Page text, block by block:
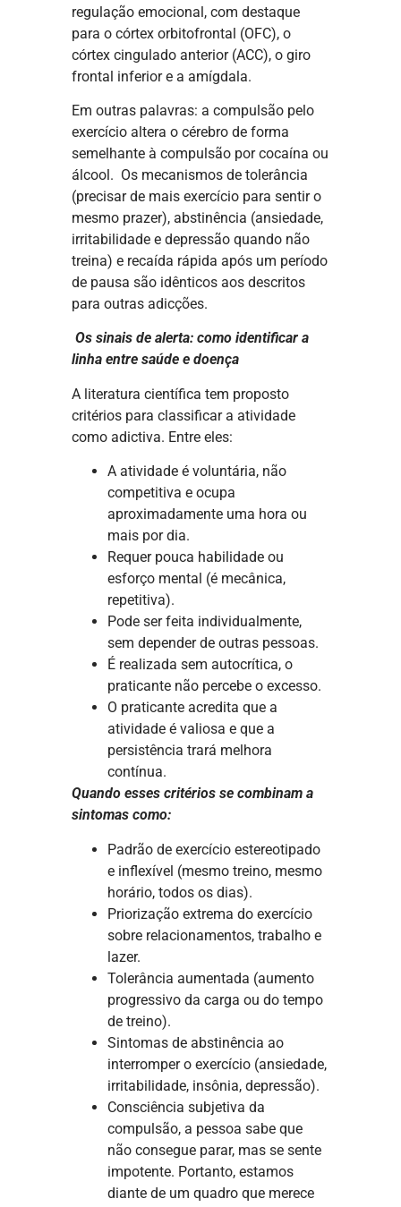
regulação emocional, com destaque
para o córtex orbitofrontal (OFC), o
córtex cingulado anterior (ACC), o giro
frontal inferior e a amígdala.
Em outras palavras: a compulsão pelo
exercício altera o cérebro de forma
semelhante à compulsão por cocaína ou
álcool. Os mecanismos de tolerância
(precisar de mais exercício para sentir o
mesmo prazer), abstinência (ansiedade,
irritabilidade e depressão quando não
treina) e recaída rápida após um período
de pausa são idênticos aos descritos
para outras adicções.
Os sinais de alerta: como identificar a
linha entre saúde e doença
A literatura científica tem proposto
critérios para classificar a atividade
como adictiva. Entre eles:
A atividade é voluntária, não
competitiva e ocupa
aproximadamente uma hora ou
mais por dia.
Requer pouca habilidade ou
esforço mental (é mecânica,
repetitiva).
Pode ser feita individualmente,
sem depender de outras pessoas.
É realizada sem autocrítica, o
praticante não percebe o excesso.
O praticante acredita que a
atividade é valiosa e que a
persistência trará melhora
contínua.
Quando esses critérios se combinam a
sintomas como:
Padrão de exercício estereotipado
e inflexível (mesmo treino, mesmo
horário, todos os dias).
Priorização extrema do exercício
sobre relacionamentos, trabalho e
lazer.
Tolerância aumentada (aumento
progressivo da carga ou do tempo
de treino).
Sintomas de abstinência ao
interromper o exercício (ansiedade,
irritabilidade, insônia, depressão).
Consciência subjetiva da
compulsão, a pessoa sabe que
não consegue parar, mas se sente
impotente. Portanto, estamos
diante de um quadro que merece